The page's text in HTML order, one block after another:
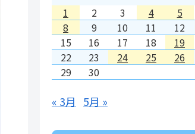
1 2 3 4 5
8
9 10 11 12
15
16 17 18 19
22
23 24 25 26
29
30
« 3月 5月 »